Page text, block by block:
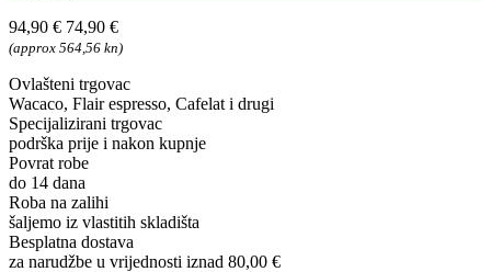
94,90 € 74,90 €
(approx 564,56 kn)
Ovlašteni trgovac
Wacaco, Flair espresso, Cafelat i drugi
Specijalizirani trgovac
podrška prije i nakon kupnje
Povrat robe
do 14 dana
Roba na zalihi
šaljemo iz vlastitih skladišta
Besplatna dostava
za narudžbe u vrijednosti iznad 80,00 €